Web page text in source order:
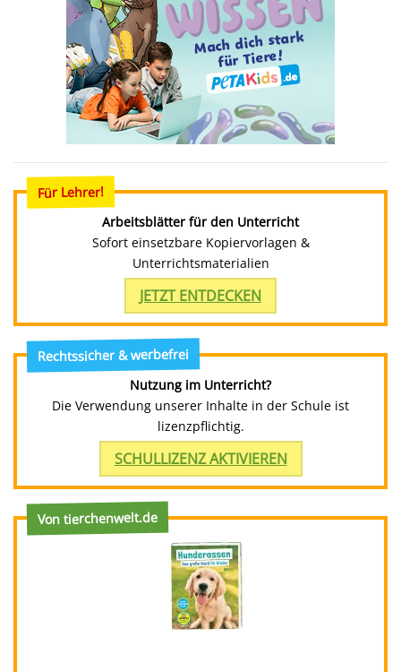
Für Lehrer!
Arbeitsblätter für den Unterricht
Sofort einsetzbare Kopiervorlagen &
Unterrichtsmaterialien
JETZT ENTDECKEN
Rechtssicher & werbefrei
Nutzung im Unterricht?
Die Verwendung unserer Inhalte in der Schule ist
lizenzpflichtig.
SCHULLIZENZ AKTIVIEREN
Von tierchenwelt.de